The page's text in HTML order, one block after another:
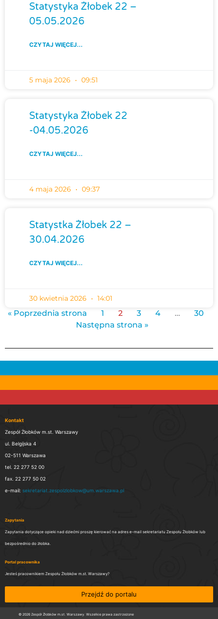
Statystyka Żłobek 22 –
05.05.2026
CZYTAJ WIĘCEJ...
5 maja 2026 09:51
Statystyka Żłobek 22
-04.05.2026
CZYTAJ WIĘCEJ...
4 maja 2026 09:37
Statystka Żłobek 22 –
30.04.2026
CZYTAJ WIĘCEJ...
30 kwietnia 2026 14:01
« Poprzednia strona 1 2 3 4 …
30
Następna strona »
Kontakt
Zespół Żłobków m.st. Warszawy
ul. Belgijska 4
02-511 Warszawa
tel. 22 277 52 00
fax. 22 277 50 02
e-mail: sekretariat.zespolzlobkow@um.warszawa.pl
Zapytania
Zapytania dotyczące opieki nad dziećmi proszę kierować na adres e-mail sekretariatu Zespołu Żłobków lub
bezpośrednio do żłobka.
Portal pracownika
Jesteś pracownikiem Zespołu Żłobków m.st. Warszawy?
Przejdź do portalu
© 2026 Zespół Żłobków m.st. Warszawy. Wszelkie prawa zastrzeżone